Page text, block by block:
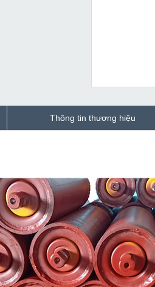
Thông tin thương hiệu